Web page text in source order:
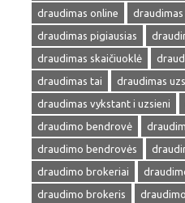
draudimas online
draudimas pigiausias
draudimas skaičiuoklė
draudimas tai
draudimas
draudimas vykstant i uzsieni
draudimo bendrovė
draudimo bendrovės
draudimo brokeriai
draudimo brokeris